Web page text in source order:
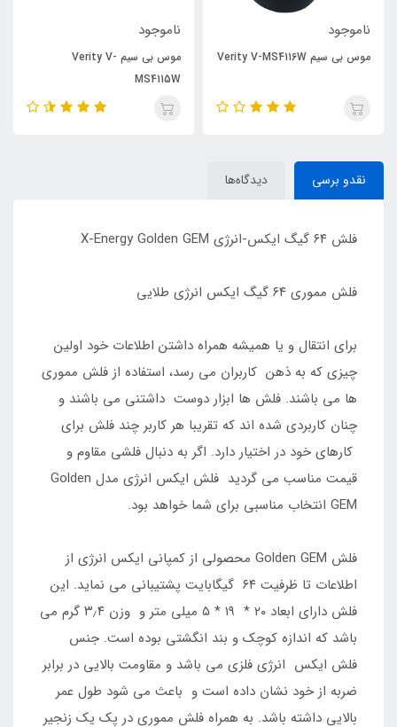
ناموجود
موس بی سیم Verity V-MS4116W
ناموجود
موس بی سیم Verity V-
MS4115W
نقدو برسی دیدگاه‌ها
فلش ۶۴ گیگ ایکس-انرژی X-Energy Golden GEM
فلش مموری ۶۴ گیگ ایکس انرژی طلایی
برای انتقال و یا همیشه همراه داشتن اطلاعات خود اولین
چیزی که به ذهن کاربران می رسد، استفاده از فلش مموری
ها می باشند. فلش ها ابزار دوست داشتنی می باشند و
چنان کاربردی شده اند که تقریبا هر کاربر چند فلش برای
کارهای خود در اختیار دارد. اگر به دنبال فلشی مقاوم و
قیمت مناسب می گردید فلش ایکس انرژی مدل Golden
GEM انتخاب مناسبی برای شما خواهد بود.
فلش Golden GEM محصولی از کمپانی ایکس انرژی از
اطلاعات تا ظرفیت ۶۴ گیگابایت پشتیبانی می نماید. این
فلش دارای ابعاد ۲۰ * ۱۹ * ۵ میلی متر و وزن ۳٫۴ گرم می
باشد که اندازه کوچک و بند انگشتی بوده است. جنس
فلش ایکس انرژی فلزی می باشد و مقاومت بالایی در برابر
ضربه از خود نشان داده است و باعث می شود طول عمر
بالایی داشته باشد. به همراه فلش مموری در پک یک زنجیر